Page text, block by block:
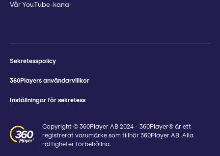
Vår YouTube-kanal
Sekretesspolicy
360Players användarvillkor
Inställningar för sekretess
Copyright © 360Player AB 2024 - 360Player® är ett
registrerat varumärke som tillhör 360Player AB. Alla
rättigheter förbehållna.